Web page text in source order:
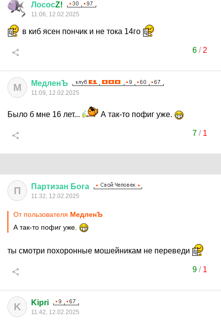
ЛососZ!
11:06, 12.02.2025
в киб ясен пончик и не тока 14го
6/ 2
М МедленЪ
11:09, 12.02.2025
Было б мне 16 лет... А так-то пофиг уже.
7/ 1
П Партизан Бога
11:32, 12.02.2025
От пользователя МедленЪ
А так-то пофиг уже.
ты смотри похоронные мошейникам не переведи
9/ 1
K Kipri
11:42, 12.02.2025